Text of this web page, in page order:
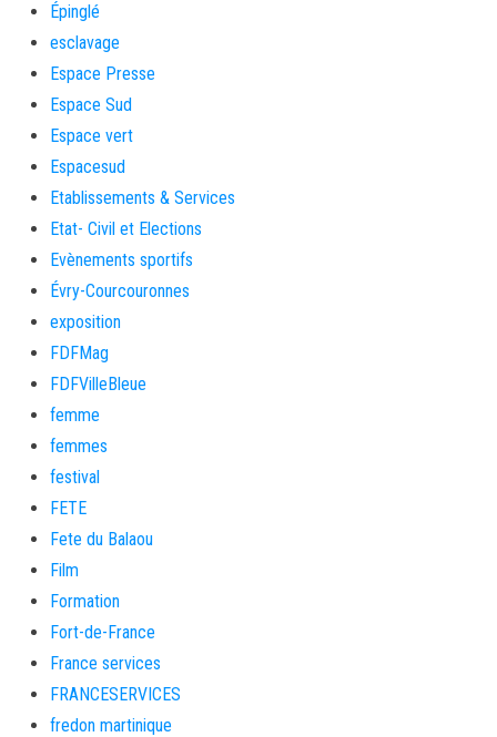
Épinglé
esclavage
Espace Presse
Espace Sud
Espace vert
Espacesud
Etablissements & Services
Etat- Civil et Elections
Evènements sportifs
Évry-Courcouronnes
exposition
FDFMag
FDFVilleBleue
femme
femmes
festival
FETE
Fete du Balaou
Film
Formation
Fort-de-France
France services
FRANCESERVICES
fredon martinique